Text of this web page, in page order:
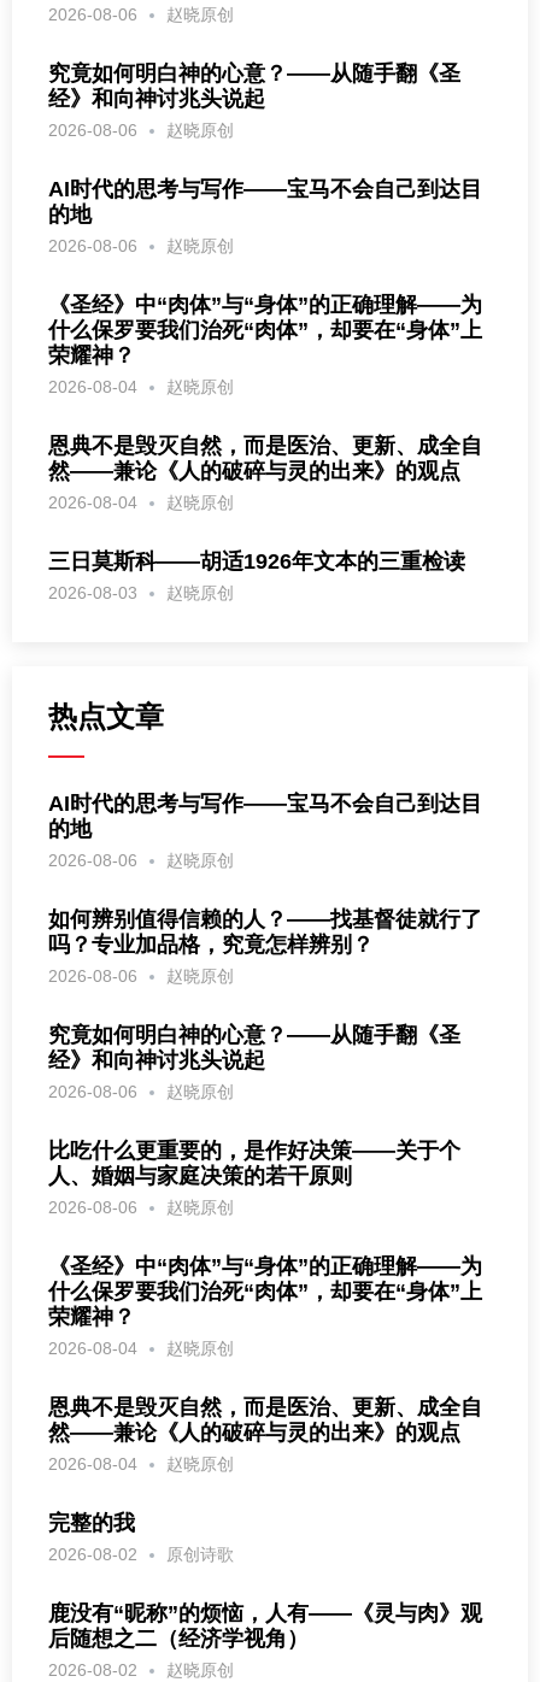
2026-08-06 赵晓原创
究竟如何明白神的心意？——从随手翻《圣
经》和向神讨兆头说起
2026-08-06 赵晓原创
AI时代的思考与写作——宝马不会自己到达目
的地
2026-08-06 赵晓原创
《圣经》中“肉体”与“身体”的正确理解——为
什么保罗要我们治死“肉体”，却要在“身体”上
荣耀神？
2026-08-04 赵晓原创
恩典不是毁灭自然，而是医治、更新、成全自
然——兼论《人的破碎与灵的出来》的观点
2026-08-04 赵晓原创
三日莫斯科——胡适1926年文本的三重检读
2026-08-03 赵晓原创
热点文章
AI时代的思考与写作——宝马不会自己到达目
的地
2026-08-06 赵晓原创
如何辨别值得信赖的人？——找基督徒就行了
吗？专业加品格，究竟怎样辨别？
2026-08-06 赵晓原创
究竟如何明白神的心意？——从随手翻《圣
经》和向神讨兆头说起
2026-08-06 赵晓原创
比吃什么更重要的，是作好决策——关于个
人、婚姻与家庭决策的若干原则
2026-08-06 赵晓原创
《圣经》中“肉体”与“身体”的正确理解——为
什么保罗要我们治死“肉体”，却要在“身体”上
荣耀神？
2026-08-04 赵晓原创
恩典不是毁灭自然，而是医治、更新、成全自
然——兼论《人的破碎与灵的出来》的观点
2026-08-04 赵晓原创
完整的我
2026-08-02 原创诗歌
鹿没有“昵称”的烦恼，人有——《灵与肉》观
后随想之二（经济学视角）
2026-08-02 赵晓原创